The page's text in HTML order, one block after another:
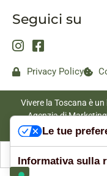
Seguici su
Privacy Policy
Vivere la Toscana è
Agenzia di
|
Le tue
Informativa sulla